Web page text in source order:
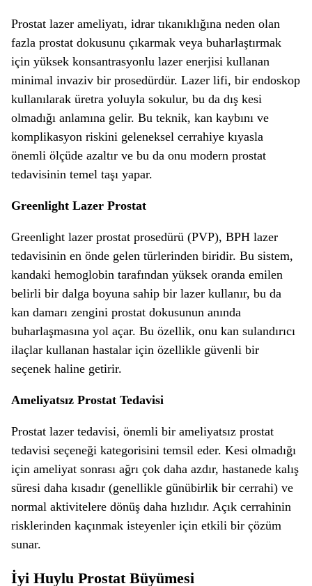
Prostat lazer ameliyatı, idrar tıkanıklığına neden olan
fazla prostat dokusunu çıkarmak veya buharlaştırmak
için yüksek konsantrasyonlu lazer enerjisi kullanan
minimal invaziv bir prosedürdür. Lazer lifi, bir endoskop
kullanılarak üretra yoluyla sokulur, bu da dış kesi
olmadığı anlamına gelir. Bu teknik, kan kaybını ve
komplikasyon riskini geleneksel cerrahiye kıyasla
önemli ölçüde azaltır ve bu da onu modern prostat
tedavisinin temel taşı yapar.
Greenlight Lazer Prostat
Greenlight lazer prostat prosedürü (PVP), BPH lazer
tedavisinin en önde gelen türlerinden biridir. Bu sistem,
kandaki hemoglobin tarafından yüksek oranda emilen
belirli bir dalga boyuna sahip bir lazer kullanır, bu da
kan damarı zengini prostat dokusunun anında
buharlaşmasına yol açar. Bu özellik, onu kan sulandırıcı
ilaçlar kullanan hastalar için özellikle güvenli bir
seçenek haline getirir.
Ameliyatsız Prostat Tedavisi
Prostat lazer tedavisi, önemli bir ameliyatsız prostat
tedavisi seçeneği kategorisini temsil eder. Kesi olmadığı
için ameliyat sonrası ağrı çok daha azdır, hastanede kalış
süresi daha kısadır (genellikle günübirlik bir cerrahi) ve
normal aktivitelere dönüş daha hızlıdır. Açık cerrahinin
risklerinden kaçınmak isteyenler için etkili bir çözüm
sunar.
İyi Huylu Prostat Büyümesi